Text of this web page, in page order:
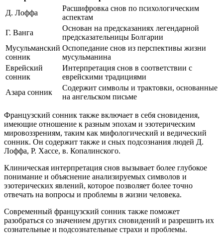
Д. Лоффа
Расшифровка снов по психологическим
аспектам
Г. Ванга
Основан на предсказаниях легендарной
предсказательницы Болгарии
Мусульманский
сонник
Оспопедание снов из перспективы жизни
мусульманина
Еврейский
сонник
Интерпретация снов в соответствии с
еврейскими традициями
Азара сонник
Содержит символы и трактовки, основанные
на ангельском письме
Французский сонник также включает в себя сновидения,
имеющие отношение к разным эпохам и эзотерическим
мировоззрениям, таким как мифологический и ведический
сонник. Он содержит также и сных подсознания людей Д.
Лоффа, Р. Хассе, в. Копалинского.
Клиническая интерпретация снов вызывает более глубокое
понимание и объяснение анализируемых символов и
эзотерических явлений, которое позволяет более точно
отвечать на вопросы и проблемы в жизни человека.
Современный французский сонник также поможет
разобраться со значением других сновидений и разрешить их
сознательные и подсознательные страхи и проблемы.